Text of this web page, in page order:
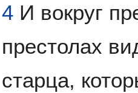
4 И вокруг
престолах
старца,